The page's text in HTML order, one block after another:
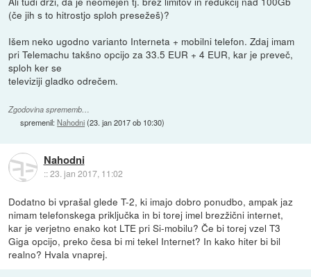
(če jih s to hitrostjo sploh presežeš)?
Išem neko ugodno varianto Interneta + mobilni telefon. Zdaj imam
pri Telemachu takšno opcijo za 33.5 EUR + 4 EUR, kar je preveč,
sploh ker se
televiziji gladko odrečem.
Zgodovina sprememb…
spremenil:Nahodni(23. jan 2017 ob 10:30)
Nahodni
::23. jan 2017, 11:02
Dodatno bi vprašal glede T-2, ki imajo dobro ponudbo, ampak jaz
nimam telefonskega priključka in bi torej imel brezžični internet,
kar je verjetno enako kot LTE pri Si-mobilu? Če bi torej vzel T3
Giga opcijo, preko česa bi mi tekel Internet? In kako hiter bi bil
realno? Hvala vnaprej.